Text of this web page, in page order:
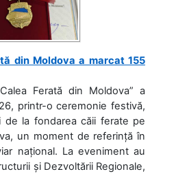
din Moldova a marcat 155
Ferată din Moldova” a
printr-o ceremonie festivă,
de la fondarea căii ferate pe
un moment de referință în
național. La eveniment au
și Dezvoltării Regionale,